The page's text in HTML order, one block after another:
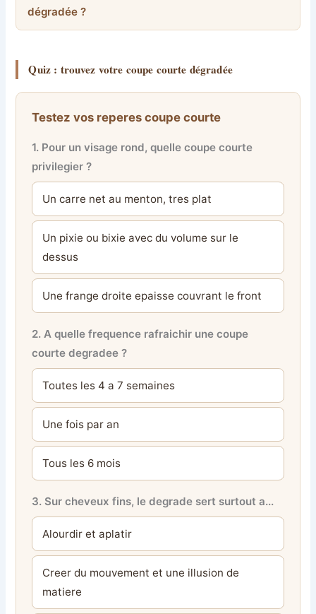
dégradée ?
Quiz : trouvez votre coupe courte dégradée
Testez vos reperes coupe courte
1. Pour un visage rond, quelle coupe courte
privilegier ?
Un carre net au menton, tres plat
Un pixie ou bixie avec du volume sur le
dessus
Une frange droite epaisse couvrant le front
2. A quelle frequence rafraichir une coupe
courte degradee ?
Toutes les 4 a 7 semaines
Une fois par an
Tous les 6 mois
3. Sur cheveux fins, le degrade sert surtout a...
Alourdir et aplatir
Creer du mouvement et une illusion de
matiere